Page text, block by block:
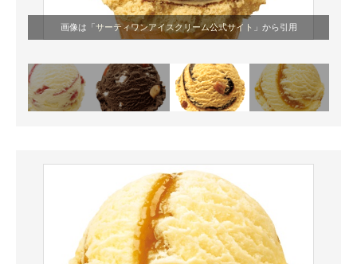
画像は「 サーティワンアイスクリーム公式サイト 」から引用